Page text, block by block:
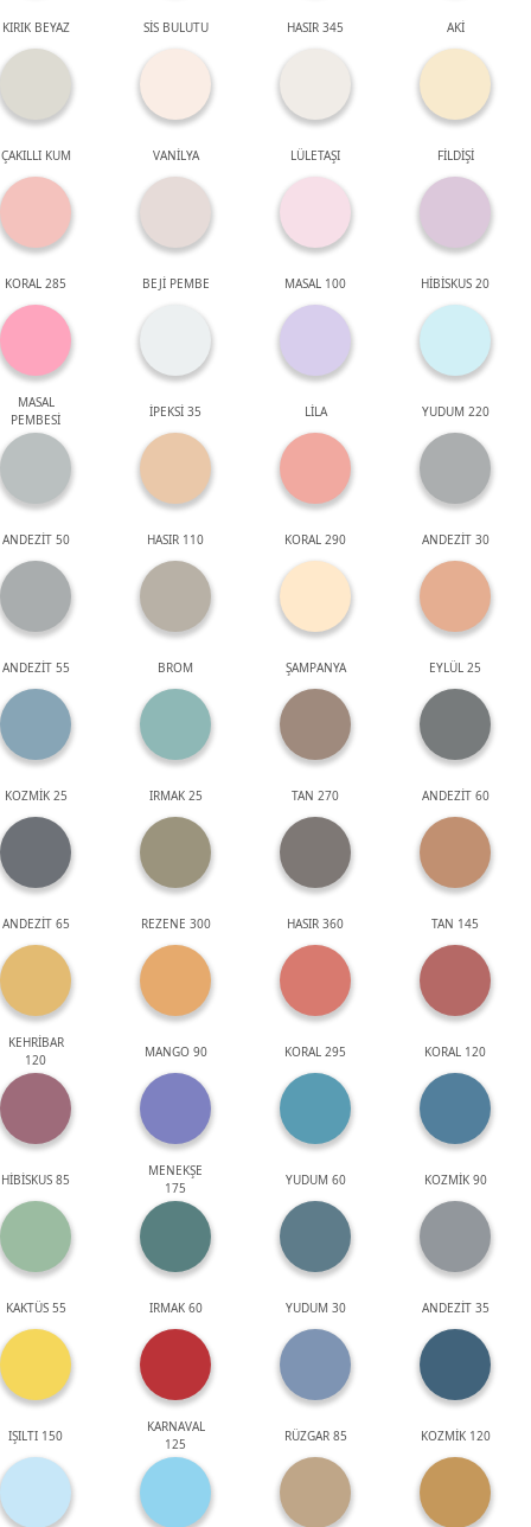
KIRIK BEYAZ SİS BULUTU HASIR 345 AKİ
ÇAKILLI KUM VANİLYA LÜLETAŞI FİLDİŞİ
KORAL 285 BEJİ PEMBE MASAL 100 HİBİSKUS 20
MASAL
PEMBESİ
İPEKSİ 35 LİLA YUDUM 220
ANDEZİT 50 HASIR 110 KORAL 290 ANDEZİT 30
ANDEZİT 55 BROM ŞAMPANYA EYLÜL 25
KOZMİK 25 IRMAK 25 TAN 270 ANDEZİT 60
ANDEZİT 65 REZENE 300 HASIR 360 TAN 145
KEHRİBAR
120
MANGO 90 KORAL 295 KORAL 120
HİBİSKUS 85
MENEKŞE
175
YUDUM 60 KOZMİK 90
KAKTÜS 55 IRMAK 60 YUDUM 30 ANDEZİT 35
IŞILTI 150
KARNAVAL
125
RÜZGAR 85 KOZMİK 120